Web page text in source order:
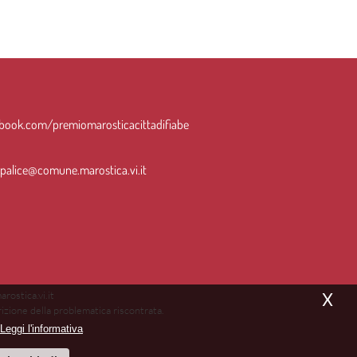
premiomarosticacittadifiabe
della problematica riscontrata.
X
Leggi l'informativa